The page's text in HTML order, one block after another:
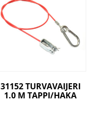
31152 TURVAVAIJERI
1.0 M TAPPI/HAKA